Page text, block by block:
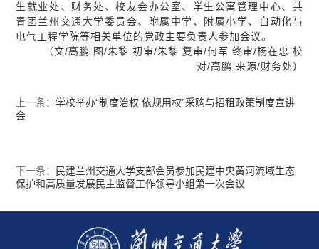
生就业处、财务处、校友会办公室、学生公寓管理中心、共
青团兰州交通大学委员会、附属中学、附属小学、自动化与
电气工程学院等相关单位的党政主要负责人参加会议。
（文/高鹏 图/朱黎 初审/朱黎 复审/何军 终审/杨在忠 校
对/高鹏 来源/财务处）
上一条：学校举办“制度治权 依规用权”采购与招租政策制度宣讲
会
下一条：
民建兰州交通大学支部会员参加民建中央黄河流域生态
保护和高质量发展民主监督工作领导小组第一次会议